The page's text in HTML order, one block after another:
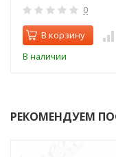
0
В корзину
В наличии
РЕКОМЕНДУЕМ